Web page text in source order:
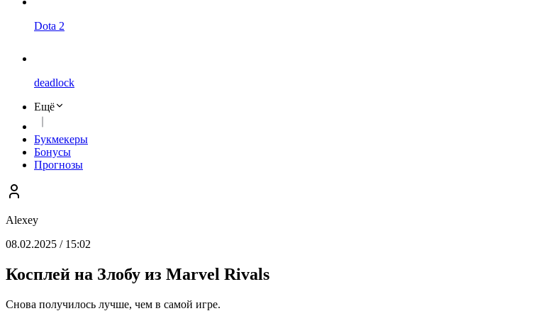
Dota 2
deadlock
Ещё
Букмекеры
Бонусы
Прогнозы
Alexey
08.02.2025 / 15:02
Косплей на Злобу из Marvel Rivals
Снова получилось лучше, чем в самой игре.